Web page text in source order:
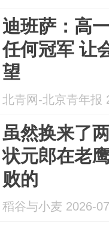
迪班萨：高
任何冠军 让
望
北青网-北京青年报
虽然换来了
状元郎在老
败的
稻谷与小麦 2026-